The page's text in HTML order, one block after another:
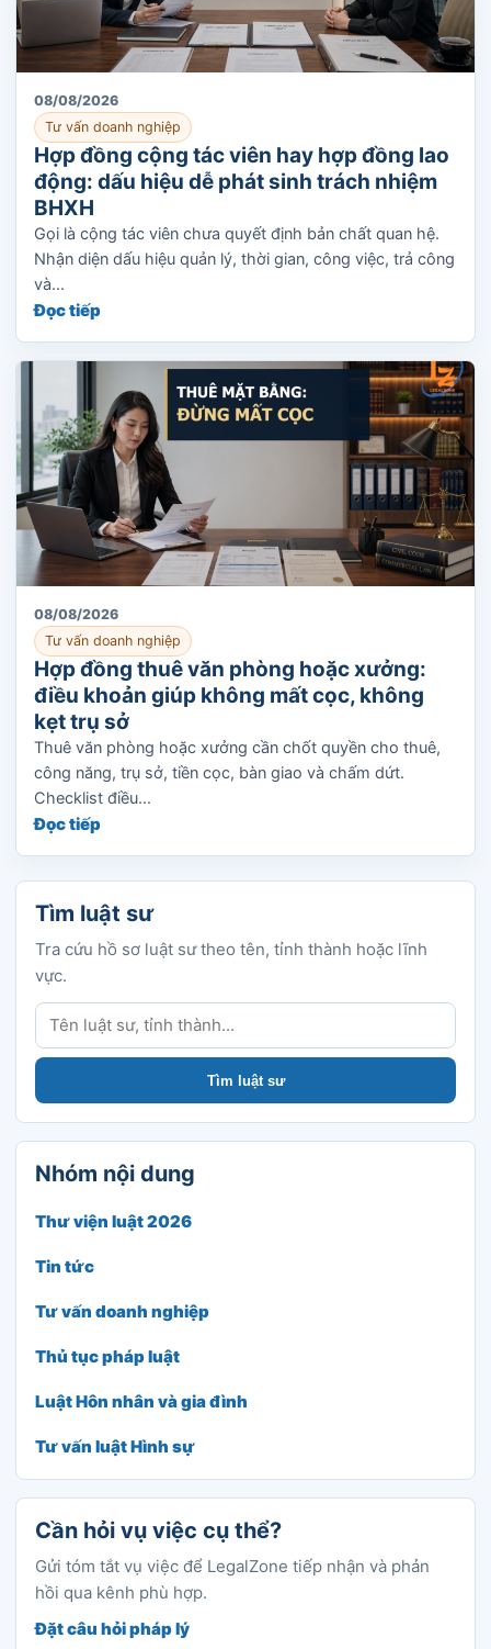
08/08/2026
Tư vấn doanh nghiệp
Hợp đồng cộng tác viên hay hợp đồng lao
động: dấu hiệu dễ phát sinh trách nhiệm
BHXH
Gọi là cộng tác viên chưa quyết định bản chất quan hệ.
Nhận diện dấu hiệu quản lý, thời gian, công việc, trả công
và...
Đọc tiếp
08/08/2026
Tư vấn doanh nghiệp
Hợp đồng thuê văn phòng hoặc xưởng:
điều khoản giúp không mất cọc, không
kẹt trụ sở
Thuê văn phòng hoặc xưởng cần chốt quyền cho thuê,
công năng, trụ sở, tiền cọc, bàn giao và chấm dứt.
Checklist điều...
Đọc tiếp
Tìm luật sư
Tra cứu hồ sơ luật sư theo tên, tỉnh thành hoặc lĩnh
vực.
Tìm luật sư
Tìm luật sư
Nhóm nội dung
Thư viện luật 2026
Tin tức
Tư vấn doanh nghiệp
Thủ tục pháp luật
Luật Hôn nhân và gia đình
Tư vấn luật Hình sự
Cần hỏi vụ việc cụ thể?
Gửi tóm tắt vụ việc để LegalZone tiếp nhận và phản
hồi qua kênh phù hợp.
Đặt câu hỏi pháp lý